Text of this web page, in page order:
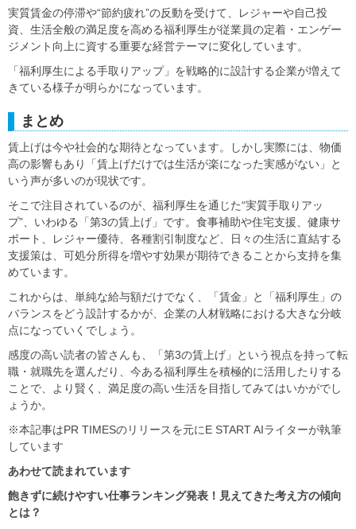
実質賃金の停滞や“節約疲れ”の反動を受けて、レジャーや自己投
資、生活全般の満足度を高める福利厚生が従業員の定着・エンゲー
ジメント向上に資する重要な経営テーマに変化しています。
「福利厚生による手取りアップ」を戦略的に設計する企業が増えて
きている様子が明らかになっています。
まとめ
賃上げは今や社会的な期待となっています。しかし実際には、物価
高の影響もあり「賃上げだけでは生活が楽になった実感がない」と
いう声が多いのが現状です。
そこで注目されているのが、福利厚生を通じた“実質手取りアッ
プ”、いわゆる「第3の賃上げ」です。食事補助や住宅支援、健康サ
ポート、レジャー優待、各種割引制度など、日々の生活に直結する
支援策は、可処分所得を増やす効果が期待できることから支持を集
めています。
これからは、単純な給与額だけでなく、「賃金」と「福利厚生」の
バランスをどう設計するかが、企業の人材戦略における大きな分岐
点になっていくでしょう。
感度の高い読者の皆さんも、「第3の賃上げ」という視点を持って転
職・就職先を選んだり、今ある福利厚生を積極的に活用したりする
ことで、より賢く、満足度の高い生活を目指してみてはいかがでし
ょうか。
※本記事はPR TIMESのリリースを元にE START AIライターが執筆
しています
あわせて読まれています
飽きずに続けやすい仕事ランキング発表！見えてきた考え方の傾向
とは？